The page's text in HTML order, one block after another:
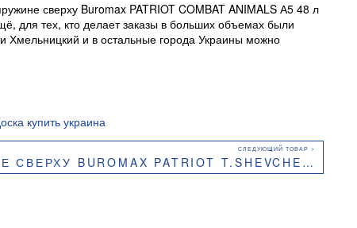
сверху Buromax PATRIOT COMBAT ANIMALS А5 48 л
для тех, кто делает заказы в больших объемах были
Хмельницкий и в остальные города Украины можно
купить украина
PATRIOT T.SHEVCHENKO А5 48 Л КЛЕТКА BM.24545114.1